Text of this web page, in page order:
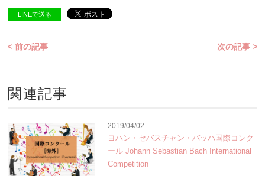
LINEで送る
< 前の記事 次の記事 >
関連記事
2019/04/02
ヨハン・セバスチャン・バッハ国際コンク
ール Johann Sebastian Bach International
Competition